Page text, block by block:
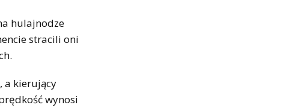
hulajnodze
stracili oni
a kierujący
wynosi